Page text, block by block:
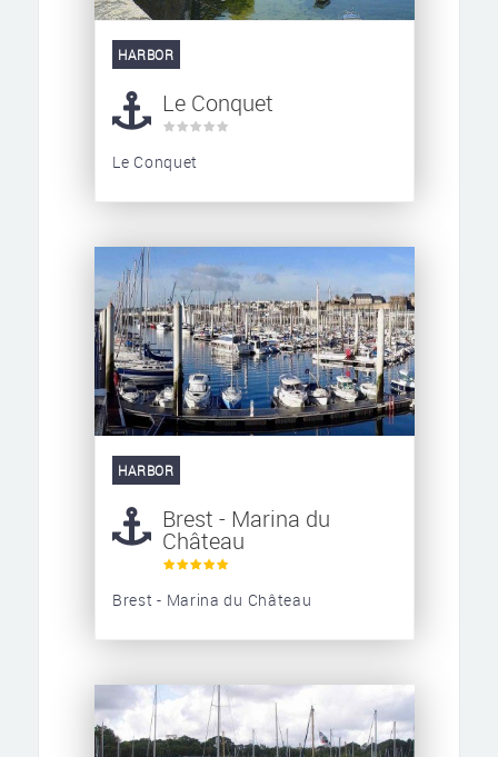
HARBOR
Le Conquet
Le Conquet
HARBOR
Brest - Marina du
Château
Brest - Marina du Château